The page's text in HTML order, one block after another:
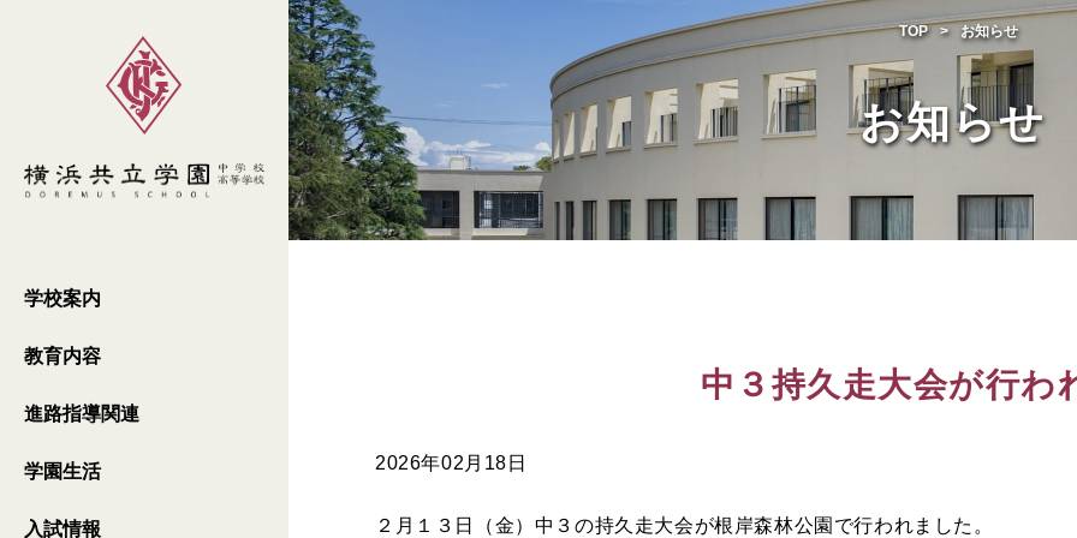
学校案内
教育内容
進路指導関連
学園生活
入試情報
TOP お知らせ
お知らせ
中３持久走大会が行わ
2026年02月18日
２月１３日（金）中３の持久走大会が根岸森林公園で行われました。